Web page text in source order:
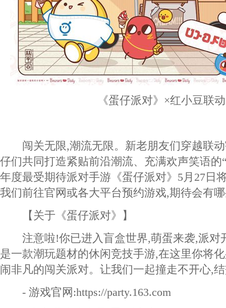
《蛋仔派对》×红小豆联动
闯关无限,潮流无限。新老朋友们穿越联动
仔们共同打造紧贴前沿潮流、充满欢声笑语的
年度最受期待派对手游《蛋仔派对》5月27日
我们前往官网或各大平台预约游戏,期待会有
【关于《蛋仔派对》】
注意啦!你已进入盲盒世界,萌蛋来袭,派对
是一款潮玩题材的休闲竞技手游,在这里你将
闹非凡的闯关派对。让我们一起撞走不开心,
- 游戏官网:https://party.163.com